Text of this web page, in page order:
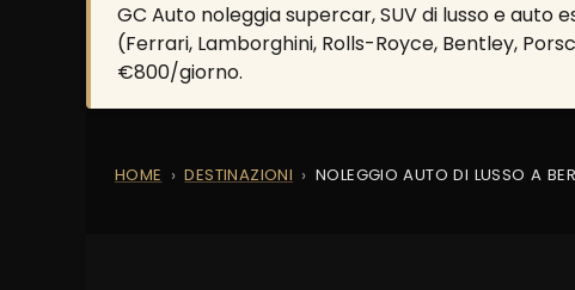
GC Auto noleggia supercar, SUV di lusso e
(Ferrari, Lamborghini, Rolls-Royce, Bentley,
€800/giorno.
HOME DESTINAZIONI NOLEGGIO AUTO DI LUSSO A